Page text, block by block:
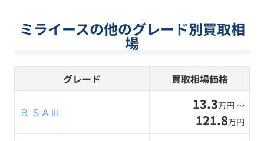
ミライースの他のグレード別買取相
場
グレード 買取相場価格
Ｂ ＳＡⅢ 13.3万円 〜
121.8万円